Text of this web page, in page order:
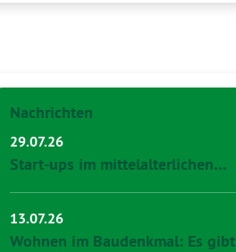
Nachrichten
29.07.26
Start-ups im mittelalterlichen…
13.07.26
Wohnen im Baudenkmal: Es gibt